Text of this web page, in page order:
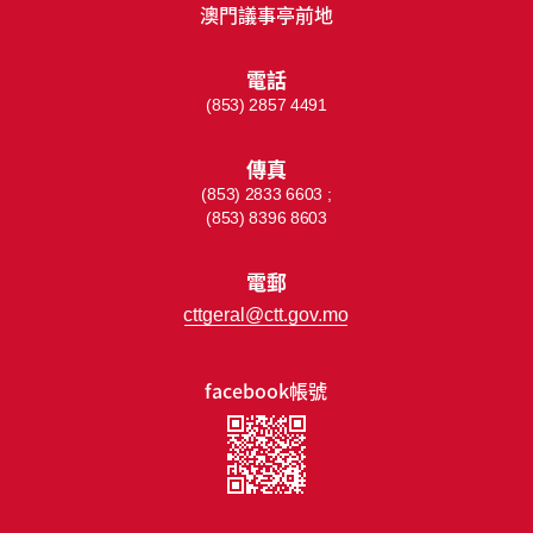
facebook帳號
澳門議事亭前地
電話
(853) 2857 4491
傳真
(853) 2833 6603 ;
(853) 8396 8603
電郵
cttgeral@ctt.gov.mo